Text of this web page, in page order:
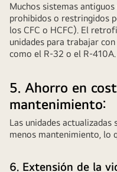
Muchos sistemas
prohibidos o restringidos
los CFC o HCFC). El
unidades para trabajar
como el R-32 o el R-410A.
5. Ahorro en
mantenimiento:
Las unidades
menos mantenimiento, lo
6. Extensión de la